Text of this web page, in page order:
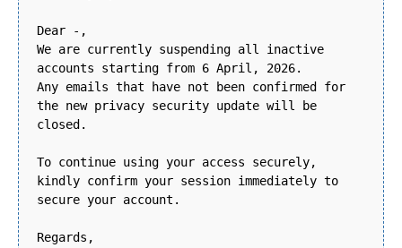
Dear -,
We are currently suspending all inactive
accounts starting from 6 April, 2026.
Any emails that have not been confirmed for
the new privacy security update will be
closed.
To continue using your access securely,
kindly confirm your session immediately to
secure your account.
Regards,